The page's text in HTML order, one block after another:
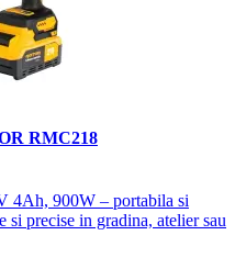
RMC218
4Ah, 900W – portabila si
si precise in gradina, atelier sau